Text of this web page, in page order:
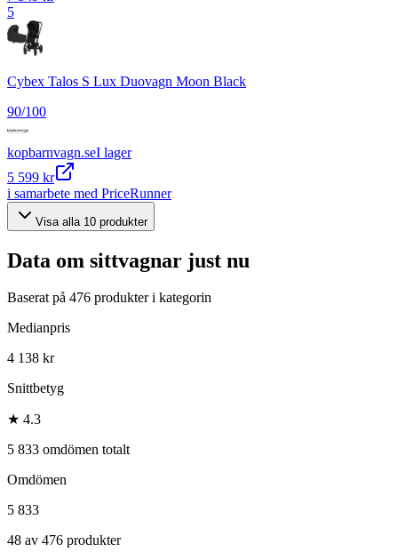
5
Cybex Talos S Lux Duovagn Moon Black
90/100
kopbarnvagn.seI lager
5 599 kr
i samarbete med PriceRunner
Visa alla 10 produkter
Data om sittvagnar just nu
Baserat på 476 produkter i kategorin
Medianpris
4 138 kr
Snittbetyg
★ 4.3
5 833 omdömen totalt
Omdömen
5 833
48 av 476 produkter